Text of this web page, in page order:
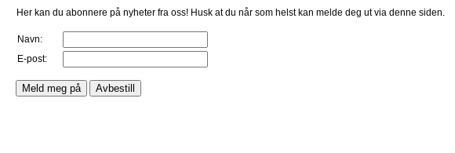
Her kan du abonnere på nyheter fra oss! Husk at du når som helst kan melde deg ut via denne siden.
Navn:
E-post: